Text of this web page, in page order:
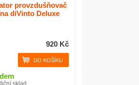
provzdušňovač
diVinto Deluxe
920 Kč
sklad